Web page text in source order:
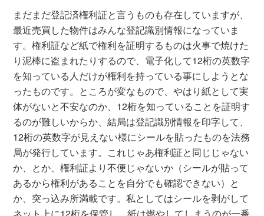
まだまだ登記済権利証と言うものも存在していますが、
最近売買した物件はみんな登記識別情報になっていま
す。権利証など紙で権利を証明するものは火事で焼けた
り泥棒に盗まれたりするので、電子化して12桁の英数字
を知っている人だけが権利を持っている事にしようとな
ったものです。ところが変なもので、やはり紙として実
体がないと不安なのか、12桁を知っていることを証明す
るのが難しいからか、結局は登記識別情報を印字して、
12桁の英数字が見えない様にシールを貼ったものを法務
局が発行しています。これじゃあ権利証と同じじゃない
か、とか、権利証より不便じゃないか（シールが貼って
あるから権利があることを自分でも確認できない）と
か、突っ込み所満載です。私としてはシールを剥がして